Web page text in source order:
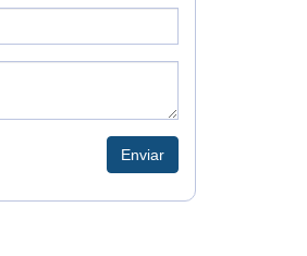
Enviar